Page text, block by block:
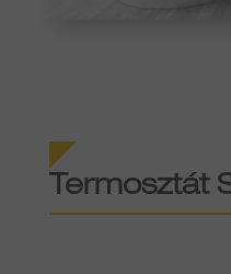
Termosztát